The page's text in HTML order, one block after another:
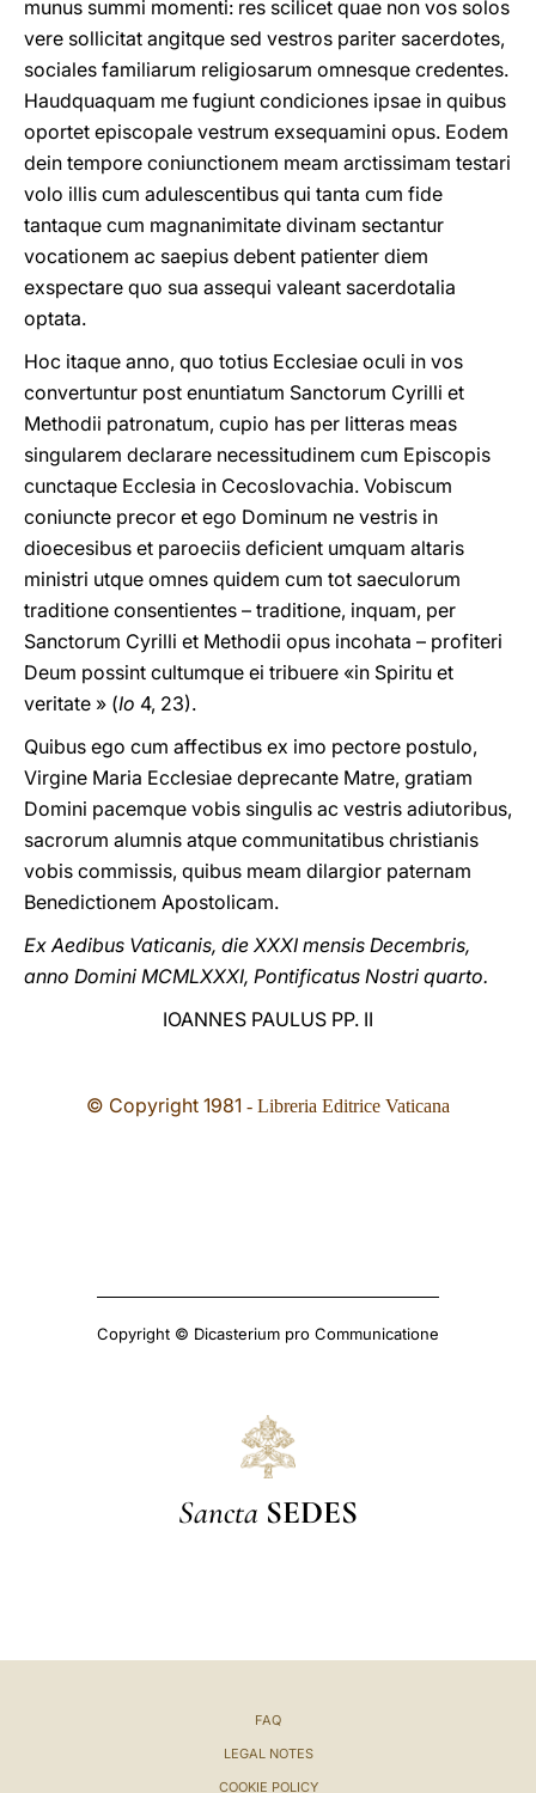
munus summi momenti: res scilicet quae non vos solos
vere sollicitat angitque sed vestros pariter sacerdotes,
sociales familiarum religiosarum omnesque credentes.
Haudquaquam me fugiunt condiciones ipsae in quibus
oportet episcopale vestrum exsequamini opus. Eodem
dein tempore coniunctionem meam arctissimam testari
volo illis cum adulescentibus qui tanta cum fide
tantaque cum magnanimitate divinam sectantur
vocationem ac saepius debent patienter diem
exspectare quo sua assequi valeant sacerdotalia
optata.
Hoc itaque anno, quo totius Ecclesiae oculi in vοs
convertuntur post enuntiatum Sanctorum Cyrilli et
Methodii patronatum, cupio has per litteras meas
singularem declarare necessitudinem cum Episcopis
cunctaque Ecclesia in Cecoslovachia. Vobiscum
coniuncte precor et ego Dominum ne vestris in
dioecesibus et paroeciis deficient umquam altaris
ministri utque omnes quidem cum tot saeculorum
traditione consentientes – traditione, inquam, per
Sanctorum Cyrilli et Methodii opus incohata – profiteri
Deum possint cultumque ei tribuere «in Spiritu et
veritate » (Io 4, 23).
Quibus ego cum affectibus ex imo pectore postulo,
Virgine Maria Ecclesiae deprecante Matre, gratiam
Domini pacemque vobis singulis ac vestris adiutoribus,
sacrorum alumnis atque communitatibus christianis
vobis commissis, quibus meam dilargior paternam
Benedictionem Apostolicam.
Ex Aedibus Vaticanis, die XXXI mensis Decembris,
anno Domini MCMLXXXI, Pontificatus Nostri quarto.
IOANNES PAULUS PP. II
© Copyright 1981 - Libreria Editrice Vaticana
Copyright © Dicasterium pro Communicatione
Sancta SEDES
FAQ
LEGAL NOTES
COOKIE POLICY